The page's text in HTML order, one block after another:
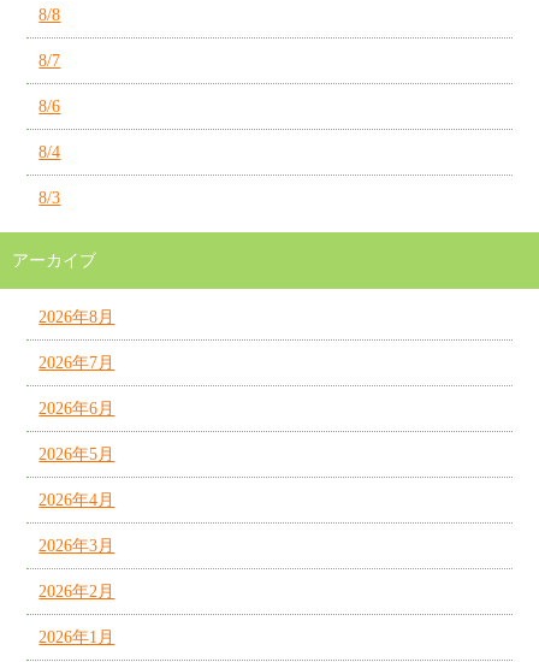
8/8
8/7
8/6
8/4
8/3
アーカイブ
2026年8月
2026年7月
2026年6月
2026年5月
2026年4月
2026年3月
2026年2月
2026年1月